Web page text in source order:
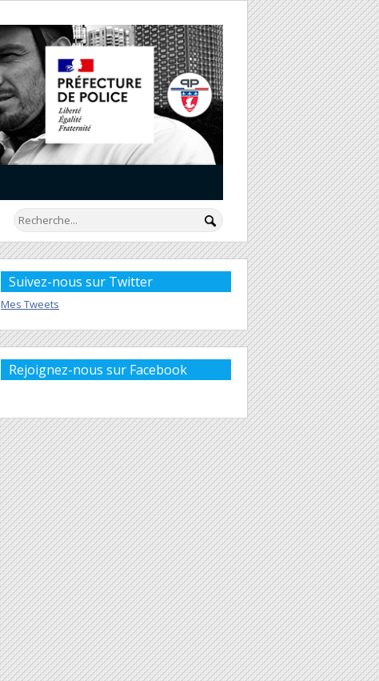
Suivez-nous sur Twitter
Mes Tweets
Rejoignez-nous sur Facebook